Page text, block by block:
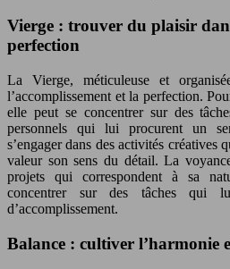
Vierge : trouver du plaisir
perfection
La Vierge, méticuleuse et
l’accomplissement et la perfection.
elle peut se concentrer sur des
personnels qui lui procurent un
s’engager dans des activités créatives
valeur son sens du détail. La
projets qui correspondent à sa
concentrer sur des tâches qui
d’accomplissement.
Balance : cultiver l’harmonie